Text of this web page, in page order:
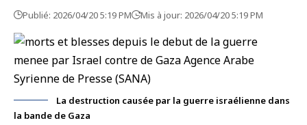
Publié: 2026/04/20 5:19 PM Mis à jour: 2026/04/20 5:19 PM
La destruction causée par la guerre israélienne dans
la bande de Gaza